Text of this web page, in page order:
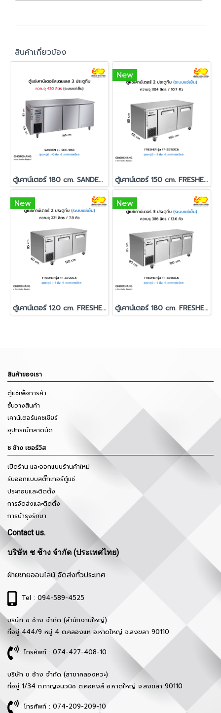
สินค้าเกี่ยวข้อง
ตู้เคาน์เตอร์ 180 cm. SANDEN รุ่น SCC-1863
New
ตู้เคาน์เตอร์ 150 cm. FRESHER รุ่น FR-2D150C6
New
ตู้เคาน์เตอร์ 120 cm. FRESHER รุ่น FR-2D120C6
New
ตู้เคาน์เตอร์ 180 cm. FRESHER รุ่น FR-3D180C6
สินค้าของเรา
ตู้แช่เพื่อการค้า
ชั้นวางสินค้า
เคาน์เตอร์แคชเชียร์
อุปกรณ์ตลาดนัด
ช ช้าง เซอร์วิส
เปิดร้าน และออกแบบร้านค้าใหม่
รับออกแบบสติ๊กเกอร์ตู้แช่
ประกอบและติดตั้ง
การจัดส่งและติดตั้ง
การบำรุงรักษา
Contact us.
บริษัท ช ช้าง จำกัด (ประเทศไทย)
ฝ่ายขายออนไลน์ จัดส่งทั่วประเทศ
Tel : 094-589-4525
บริษัท ช ช้าง จำกัด (สำนักงานใหญ่)
ที่อยู่ 444/9 หมู่ 4 ต.คลองแห อ.หาดใหญ่ จ.สงขลา 90110
โทรศัพท์ : 074-427-408-10
บริษัท ช ช้าง จำกัด (สาขาคลองหวะ)
ที่อยู่ 1/34 ถ.กาญจนวนิช ต.คอหงส์ อ.หาดใหญ่ จ.สงขลา 90110
โทรศัพท์ : 074-209-209-10